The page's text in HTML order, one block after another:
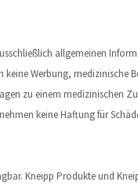
allgemeinen
Werbung,
zu einem medizinischen
keine Haftung für
Kneipp Produkte und